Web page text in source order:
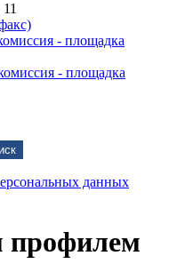
- площадка
- площадка
данных
профилем